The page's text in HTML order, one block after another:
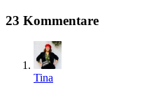
23 Kommentare
Tina